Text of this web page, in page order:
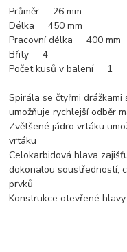
Průměr 26 mm
Délka 450 mm
Pracovní délka 400 mm
Břity 4
Počet kusů v balení 1
Spirála se čtyřmi
umožňuje rychlejší odběr
Zvětšené jádro vrtáku
vrtáku
Celokarbidová hlava
dokonalou soustředností,
prvků
Konstrukce otevřené